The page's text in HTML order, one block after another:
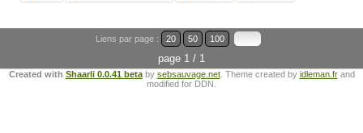
Liens par page : 20 50 100
page 1 / 1
Created with Shaarli 0.0.41 betaby sebsauvage.net. Theme created by idleman.frand
modified for DDN.